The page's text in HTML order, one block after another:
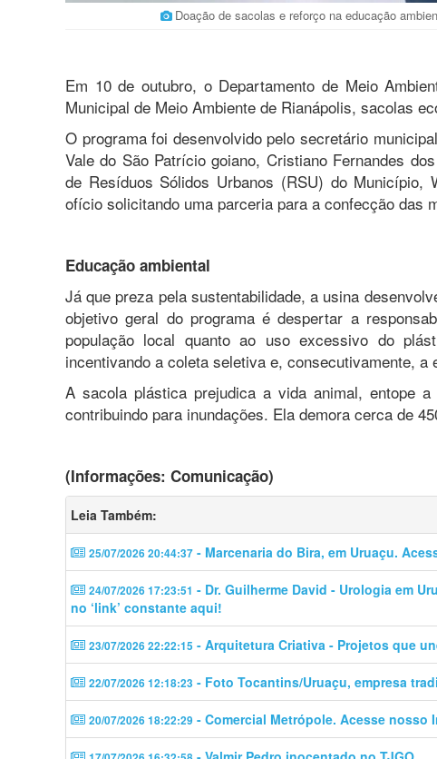
Doação de sacolas e reforço na educação
Em 10 de outubro, o Departamento de Meio
Municipal de Meio Ambiente de Rianápolis, sacolas
O programa foi desenvolvido pelo secretário
Vale do São Patrício goiano, Cristiano Fernandes
de Resíduos Sólidos Urbanos (RSU) do Município,
ofício solicitando uma parceria para a confecção das
Educação ambiental
Já que preza pela sustentabilidade, a usina
objetivo geral do programa é despertar a
população local quanto ao uso excessivo do
incentivando a coleta seletiva e, consecutivamente, a
A sacola plástica prejudica a vida animal, entope
contribuindo para inundações. Ela demora cerca de
(Informações: Comunicação)
Leia Também:
25/07/2026 20:44:37 - Marcenaria do Bira, em Uruaçu.
24/07/2026 17:23:51 - Dr. Guilherme David - Urologia em
no ‘link’ constante aqui!
23/07/2026 22:22:15 - Arquitetura Criativa - Projetos que
22/07/2026 12:18:23 - Foto Tocantins/Uruaçu, empresa
20/07/2026 18:22:29 - Comercial Metrópole. Acesse nosso